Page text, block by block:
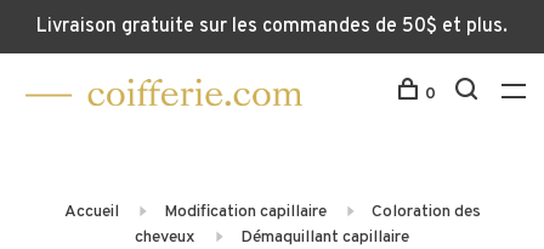
Livraison gratuite sur les commandes de 50$ et plus.
0
Accueil Modification capillaire
Coloration des
cheveux
Démaquillant capillaire